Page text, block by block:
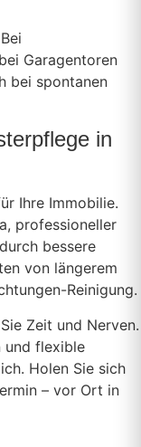
Garagentoren
bei spontanen
in
Ihre Immobilie.
professioneller
bessere
von längerem
Reinigung.
Zeit und Nerven.
und flexible
Holen Sie sich
– vor Ort in